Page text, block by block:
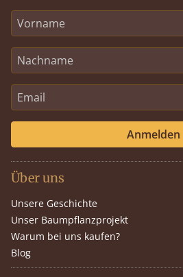
Anmelden
Über uns
Unsere Geschichte
Unser Baumpflanzprojekt
Warum bei uns kaufen?
Blog